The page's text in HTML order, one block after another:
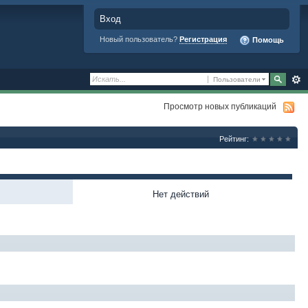
Вход
Новый пользователь? Регистрация Помощь
Пользователи
Просмотр новых публикаций
Рейтинг:
Нет действий